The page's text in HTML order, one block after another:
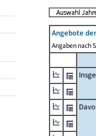
Angebote
Angaben nach